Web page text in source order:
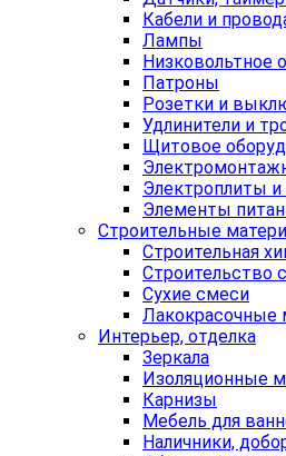
Кабели и
Лампы
Низковольтное
Патроны
Розетки и
Удлинители и
Щитовое
Электроплиты
Элементы
Строительные
Строительная
Строительство
Сухие смеси
Лакокрасочные
Интерьер, отделка
Зеркала
Изоляционные
Карнизы
Мебель для
Наличники,